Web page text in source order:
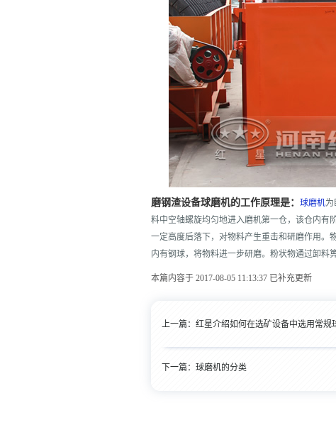
磨钢渣设备球磨机的工作原理是： 球磨机为
料中空轴螺旋均匀地进入磨机第一仓，该仓内有
一定高度后落下，对物料产生重击和研磨作用。
内有钢球，将物料进一步研磨。粉状物通过卸料
本篇内容于 2017-08-05 11:13:37 已补充更新
上一篇： 红星介绍如何在选矿设备中选用常规
下一篇： 球磨机的分类